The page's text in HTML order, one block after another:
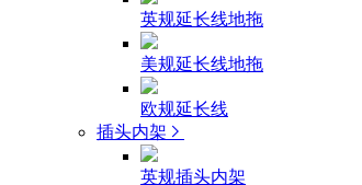
英规延长线地拖
美规延长线地拖
欧规延长线
插头内架
英规插头内架